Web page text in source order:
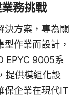
務挑戰
決方案，專為關
作業而設計，
EPYC 9005系
提供模組化設
保企業在現代IT